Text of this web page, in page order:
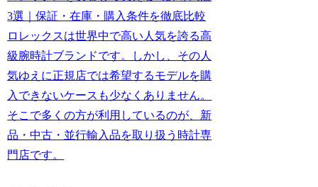
3選｜保証・在庫・購入条件を徹底比較
ロレックスは世界中で高い人気を誇る高
級腕時計ブランドです。しかし、その人
気ゆえに正規店では希望するモデルを購
入できないケースも少なくありません。
そこで多くの方が利用しているのが、新
品・中古・並行輸入品を取り扱う時計専
門店です。